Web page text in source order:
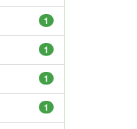
1
1
1
1